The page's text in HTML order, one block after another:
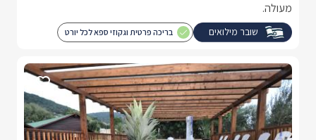
מעולה.
שובר מילואים בריכה פרטית וגקוזי ספא לכל יורט